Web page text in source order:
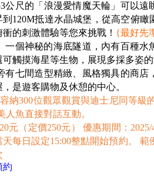
公尺的「浪漫愛情魔天輪」可以
120M抵達水晶城堡，從高空俯
的刺激體驗等您來挑戰！ {最好先
一個神秘的海底隧道，內有百種水
觸摸海星等生物，展現多採多姿
有七間造型精緻、風格獨具的商
是遊客購物及休憩的中心。
納300位觀眾觀賞與迪士尼同等級
人魚直接對話互動。
元（定價250元） 優惠期間：
每日設定15:00整點開始預約。 範
約